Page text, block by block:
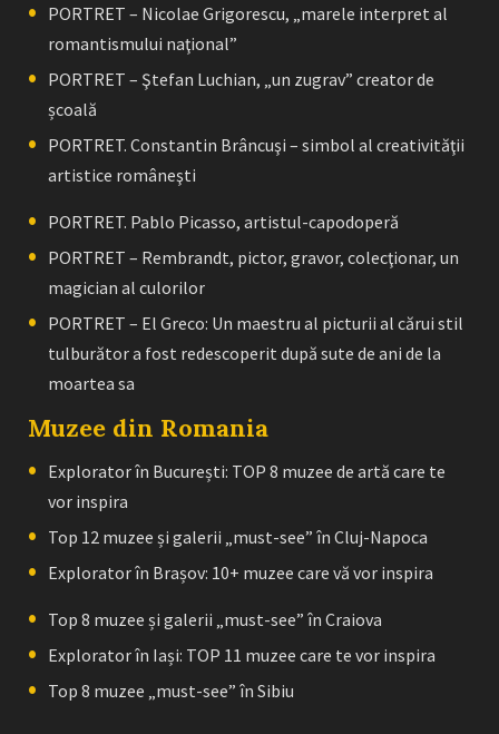
PORTRET – Nicolae Grigorescu, „marele interpret al
romantismului naţional”
PORTRET – Ştefan Luchian, „un zugrav” creator de
școală
PORTRET. Constantin Brâncuşi – simbol al creativităţii
artistice româneşti
PORTRET. Pablo Picasso, artistul-capodoperă
PORTRET – Rembrandt, pictor, gravor, colecţionar, un
magician al culorilor
PORTRET – El Greco: Un maestru al picturii al cărui stil
tulburător a fost redescoperit după sute de ani de la
moartea sa
Muzee din Romania
Explorator în București: TOP 8 muzee de artă care te
vor inspira
Top 12 muzee și galerii „must-see” în Cluj-Napoca
Explorator în Brașov: 10+ muzee care vă vor inspira
Top 8 muzee și galerii „must-see” în Craiova
Explorator în Iași: TOP 11 muzee care te vor inspira
Top 8 muzee „must-see” în Sibiu